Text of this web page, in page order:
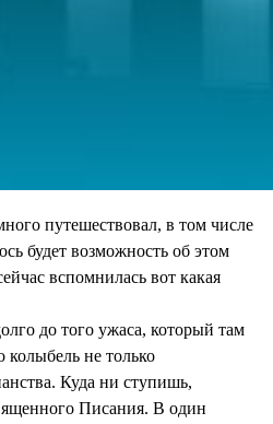
путешествовал, в том числе
будет возможность об этом
вспомнилась вот какая
до того ужаса, который там
не только
Куда ни ступишь,
Писания. В один